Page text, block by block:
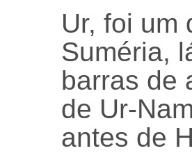
Ur, foi um
Suméria,
barras de
de Ur-
antes de